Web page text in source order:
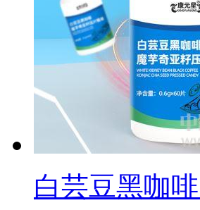
白芸豆黑咖